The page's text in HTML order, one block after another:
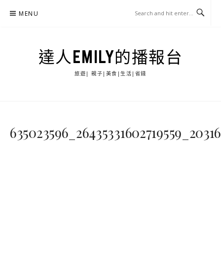
MENU
達人EMILY的播報台
旅遊| 親子|美食|生活|省錢